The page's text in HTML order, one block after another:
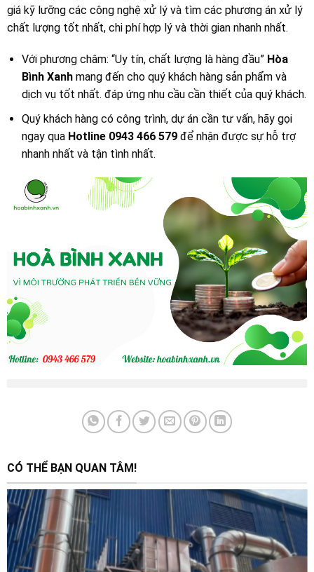
giá kỹ lưỡng các công nghệ xử lý và tìm các phương án xử lý
chất lượng tốt nhất, chi phí hợp lý và thời gian nhanh nhất.
Với phương châm: “Uy tín, chất lượng là hàng đầu” Hòa
Bình Xanhmang đến cho quý khách hàng sản phẩm và
dịch vụ tốt nhất. đáp ứng nhu cầu cần thiết của quý khách.
Quý khách hàng có công trình, dự án cần tư vấn, hãy gọi
ngay qua Hotline 0943 466 579để nhận được sự hỗ trợ
nhanh nhất và tận tình nhất.
CÓ THỂ BẠN QUAN TÂM!